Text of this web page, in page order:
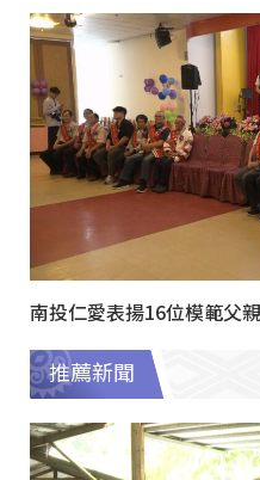
南投仁愛表揚16位模範父
推薦新聞